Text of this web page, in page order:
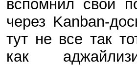
вспомнил свои
через Kanban-
тут не все так
как